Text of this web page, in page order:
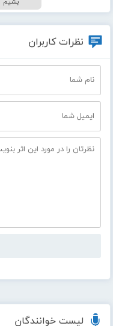
لیست خوانندگان
نظرات کاربران